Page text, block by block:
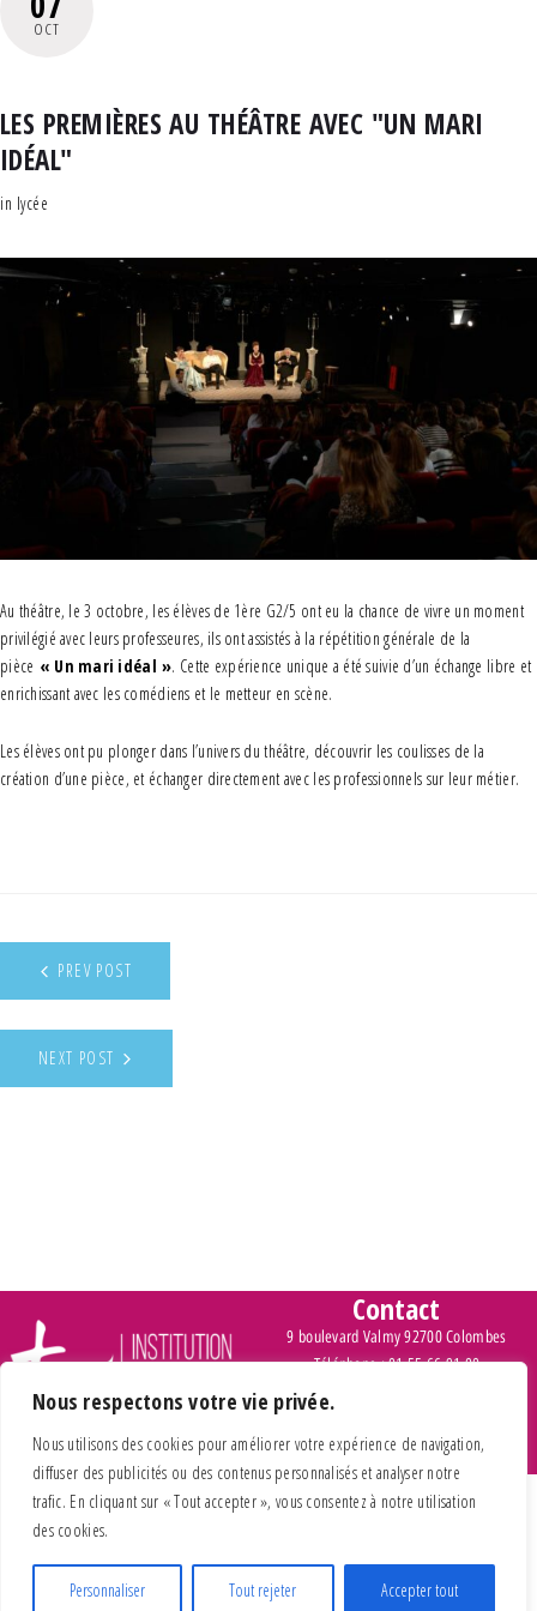
Nous respectons votre vie privée.
Nous utilisons des cookies pour améliorer votre expérience de navigation,
diffuser des publicités ou des contenus personnalisés et analyser notre
trafic. En cliquant sur « Tout accepter », vous consentez à notre utilisation
des cookies.
Personnaliser Tout rejeter Accepter tout
OCT
LES PREMIÈRES AU THÉÂTRE AVEC "UN MARI
IDÉAL"
in lycée
Au théâtre, le 3 octobre, les élèves de 1ère G2/5 ont eu la chance de vivre un moment
privilégié avec leurs professeures, ils ont assistés à la répétition générale de la
pièce « Un mari idéal ». Cette expérience unique a été suivie d’un échange libre et
enrichissant avec les comédiens et le metteur en scène.
Les élèves ont pu plonger dans l’univers du théâtre, découvrir les coulisses de la
création d’une pièce, et échanger directement avec les professionnels sur leur métier.
PREV POST
NEXT POST
Contact
9 boulevard Valmy 92700 Colombes
Téléphone : 01 55 66 91 00